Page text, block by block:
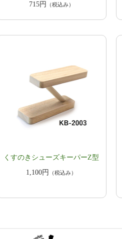
715円
（税込み）
くすのきシューズキーパーZ型
1,100円
（税込み）